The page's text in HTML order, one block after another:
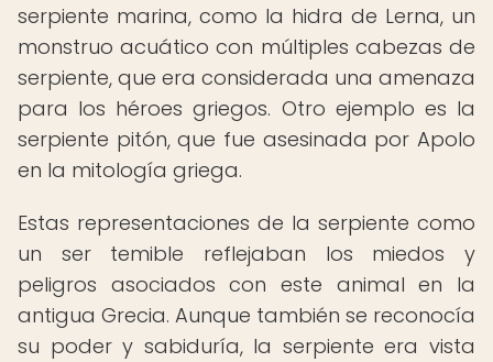
serpiente marina, como la hidra de Lerna, un
monstruo acuático con múltiples cabezas de
serpiente, que era considerada una amenaza
para los héroes griegos. Otro ejemplo es la
serpiente pitón, que fue asesinada por Apolo
en la mitología griega.
Estas representaciones de la serpiente como
un ser temible reflejaban los miedos y
peligros asociados con este animal en la
antigua Grecia. Aunque también se reconocía
su poder y sabiduría, la serpiente era vista